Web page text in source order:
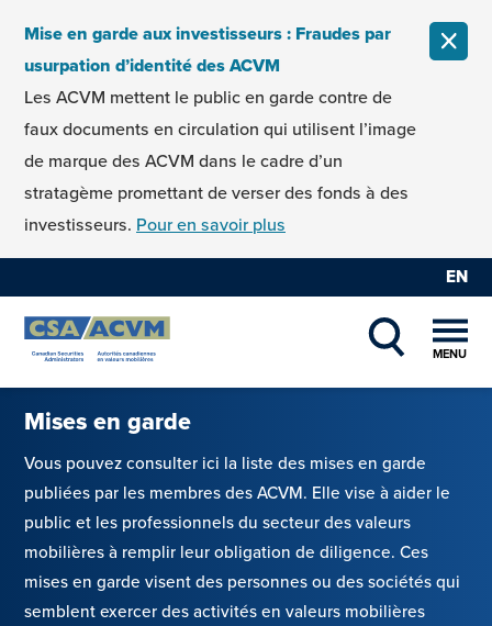
Mise en garde aux investisseurs : Fraudes par
usurpation d’identité des ACVM
Les ACVM mettent le public en garde contre de
faux documents en circulation qui utilisent l’image
de marque des ACVM dans le cadre d’un
stratagème promettant de verser des fonds à des
investisseurs. Pour en savoir plus
EN
SHOW
MENU
Mises en garde
Vous pouvez consulter ici la liste des mises en garde
publiées par les membres des ACVM. Elle vise à aider le
public et les professionnels du secteur des valeurs
mobilières à remplir leur obligation de diligence. Ces
mises en garde visent des personnes ou des sociétés qui
semblent exercer des activités en valeurs mobilières